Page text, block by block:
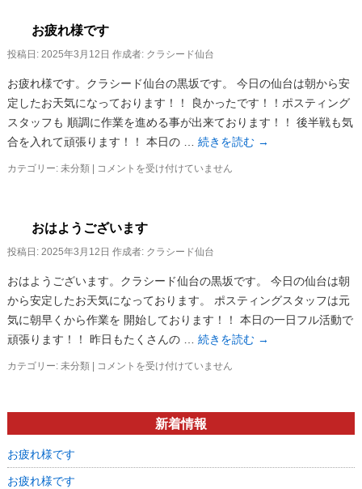
ン
グ
タ
ッ
フ
募
集！！
お疲れ様です
投稿日: 2025年3月12日 作成者: クラシード仙台
お疲れ様です。クラシード仙台の黒坂です。 今日の仙台は朝から安
定したお天気になっております！！ 良かったです！！ポスティング
スタッフも 順調に作業を進める事が出来ております！！ 後半戦も気
合を入れて頑張ります！！ 本日の … 続きを読む →
カテゴリー: 未分類
お
で
は
コメントを受け付けていません
おはようございます
投稿日: 2025年3月12日 作成者: クラシード仙台
おはようございます。クラシード仙台の黒坂です。 今日の仙台は朝
から安定したお天気になっております。 ポスティングスタッフは元
気に朝早くから作業を 開始しております！！ 本日の一日フル活動で
頑張ります！！ 昨日もたくさんの … 続きを読む →
カテゴリー: 未分類
お
う
ま
コメントを受け付けていません
新着情報
お疲れ様です
お疲れ様です